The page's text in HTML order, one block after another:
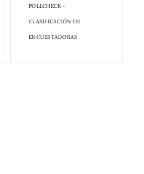
POLLCHECK -
CLASIFICACIÓN DE
ENCUESTADORAS